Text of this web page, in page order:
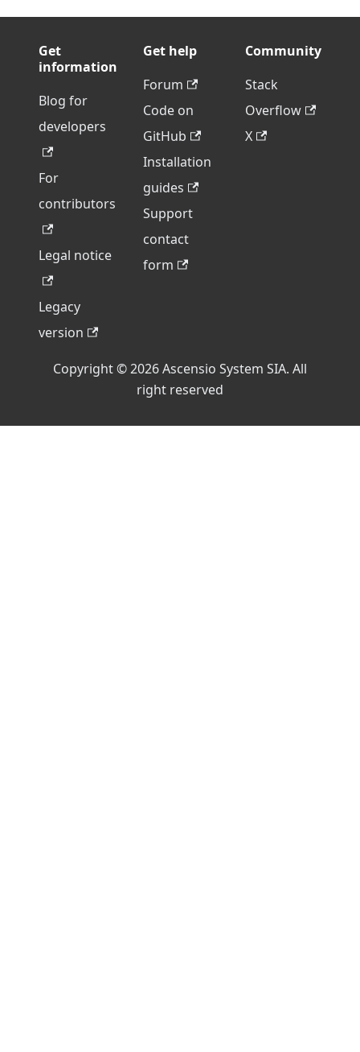
Get
information
Blog for
developers
For
contributors
Legal notice
Legacy
version
Get help
Forum
Code on
GitHub
Installation
guides
Support
contact
form
Community
Stack
Overflow
X
Copyright © 2026 Ascensio System SIA. All
right reserved